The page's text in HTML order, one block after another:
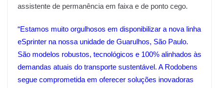
assistente de permanência em faixa e de ponto cego.
“Estamos muito orgulhosos em disponibilizar a nova linha
eSprinter na nossa unidade de Guarulhos, São Paulo.
São modelos robustos, tecnológicos e 100% alinhados às
demandas atuais do transporte sustentável. A Rodobens
segue comprometida em oferecer soluções inovadoras